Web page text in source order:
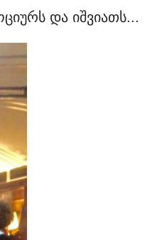
და იშვიათს...